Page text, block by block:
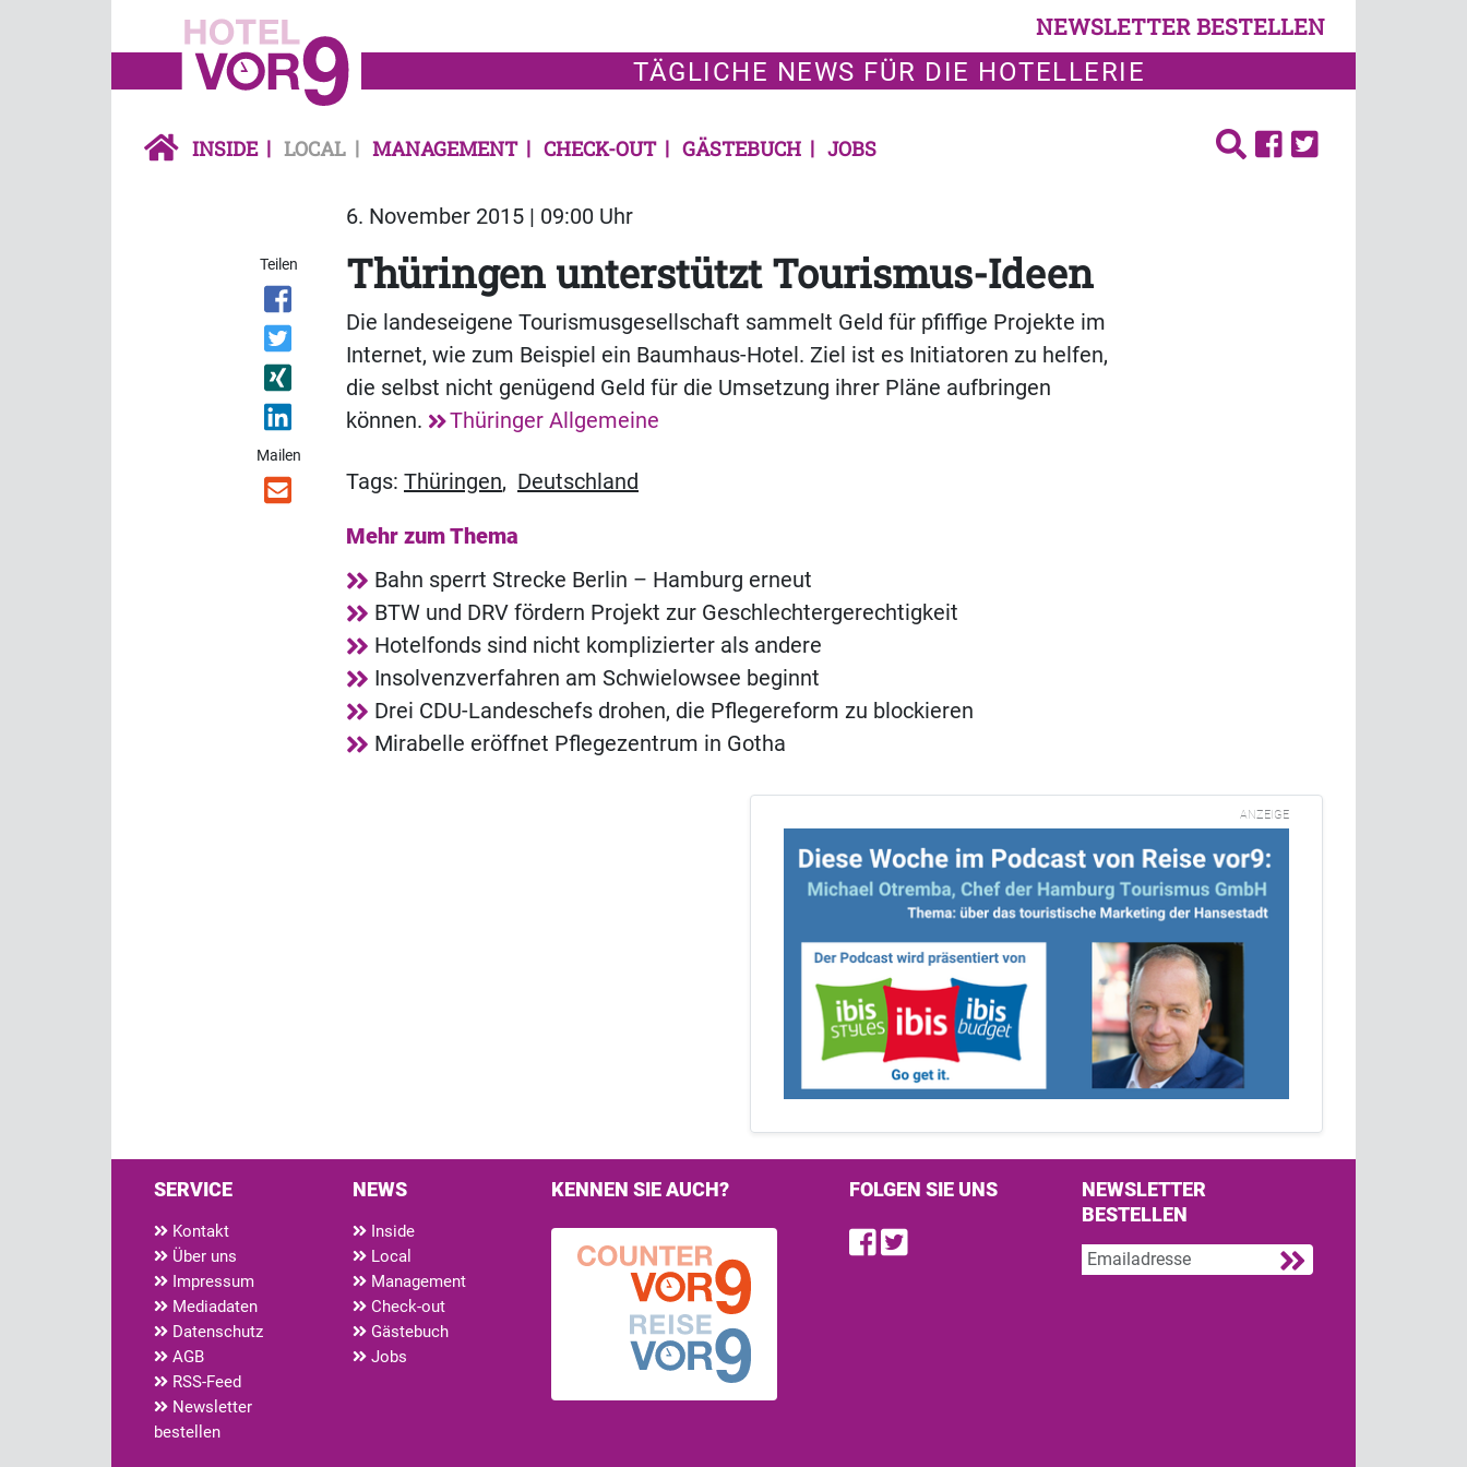
NEWSLETTER BESTELLEN
TÄGLICHE NEWS FÜR DIE HOTELLERIE
INSIDE LOCAL MANAGEMENT CHECK-OUT GÄSTEBUCH JOBS
6. November 2015 | 09:00 Uhr
Teilen
Mailen
Thüringen unterstützt Tourismus-Ideen
Die landeseigene Tourismusgesellschaft sammelt Geld für pfiffige Projekte im
Internet, wie zum Beispiel ein Baumhaus-Hotel. Ziel ist es Initiatoren zu helfen,
die selbst nicht genügend Geld für die Umsetzung ihrer Pläne aufbringen
können.
Thüringer Allgemeine
Tags: Thüringen, Deutschland
Mehr zum Thema
Bahn sperrt Strecke Berlin – Hamburg erneut
BTW und DRV fördern Projekt zur Geschlechtergerechtigkeit
Hotelfonds sind nicht komplizierter als andere
Insolvenzverfahren am Schwielowsee beginnt
Drei CDU-Landeschefs drohen, die Pflegereform zu blockieren
Mirabelle eröffnet Pflegezentrum in Gotha
ANZEIGE
SERVICE
Kontakt
Über uns
Impressum
Mediadaten
Datenschutz
AGB
RSS-Feed
Newsletter
bestellen
NEWS
Inside
Local
Management
Check-out
Gästebuch
Jobs
KENNEN SIE AUCH? FOLGEN SIE UNS
Find us on Facebook
Follow us on Twitter
NEWSLETTER
BESTELLEN